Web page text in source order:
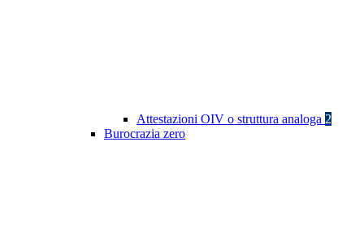
Attestazioni OIV o struttura analoga 2
Burocrazia zero